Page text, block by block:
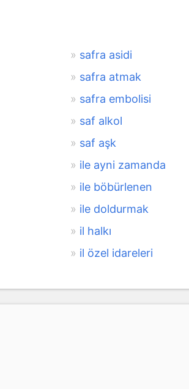
safra asidi
safra atmak
safra embolisi
saf alkol
saf aşk
ile ayni zamanda
ile böbürlenen
ile doldurmak
il halkı
il özel idareleri